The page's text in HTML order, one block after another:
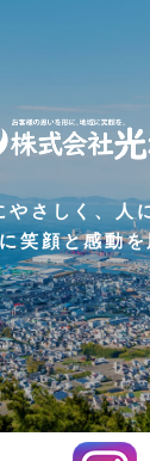
やさしく、人
笑顔と感動